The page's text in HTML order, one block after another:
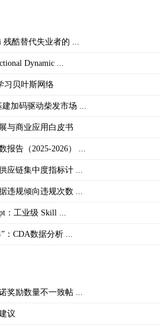
酷替代失业者的 ...
Dynamic ...
习贝叶斯网络
加码驱动柴发市场 ...
与商业应用白皮书
告（2025-2026） ...
应链集中度指标计 ...
违规倾向违规次数 ...
：工业级 Skill ...
：CDA数据分析 ...
奖励数量不一致帖 ...
议